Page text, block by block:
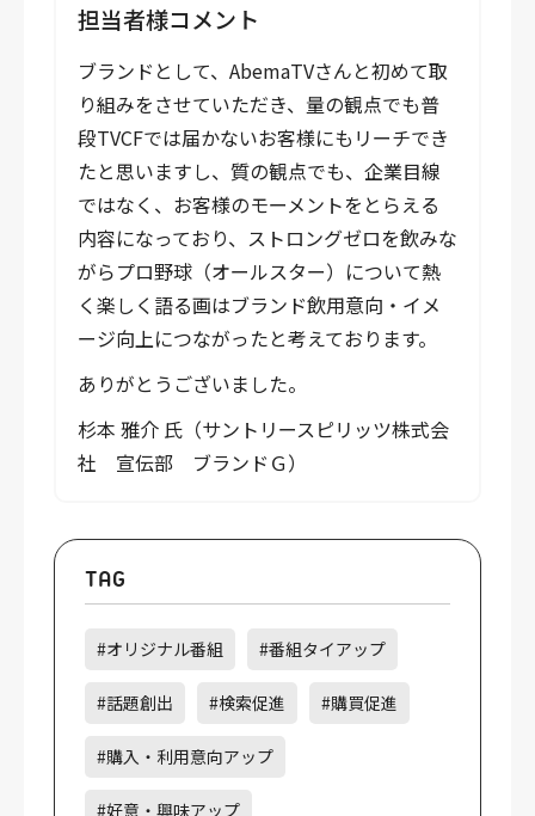
担当者様コメント
ブランドとして、AbemaTVさんと初めて取
り組みをさせていただき、量の観点でも普
段TVCFでは届かないお客様にもリーチでき
たと思いますし、質の観点でも、企業目線
ではなく、お客様のモーメントをとらえる
内容になっており、ストロングゼロを飲みな
がらプロ野球（オールスター）について熱
く楽しく語る画はブランド飲用意向・イメ
ージ向上につながったと考えております。
ありがとうございました。
杉本 雅介 氏（サントリースピリッツ株式会
社 宣伝部 ブランドＧ）
TAG
#オリジナル番組 #番組タイアップ
#話題創出 #検索促進 #購買促進
#購入・利用意向アップ
#好意・興味アップ